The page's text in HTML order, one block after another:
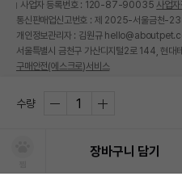
수량
장바구니 담기
사업자 등록번호 : 120-87-90035 사업
통신판매업신고번호 : 제 2025-서울금천-
개인정보관리자 : 김원규
서울특별시 금천구 가산디지털2로 144, 현
구매안전(에스크로)서비스